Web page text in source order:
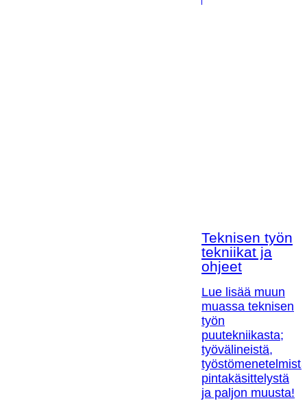
Teknisen työn
tekniikat ja
ohjeet
Lue lisää muun
muassa teknisen
työn
puutekniikasta;
työvälineistä,
pintakäsittelystä
ja paljon muusta!